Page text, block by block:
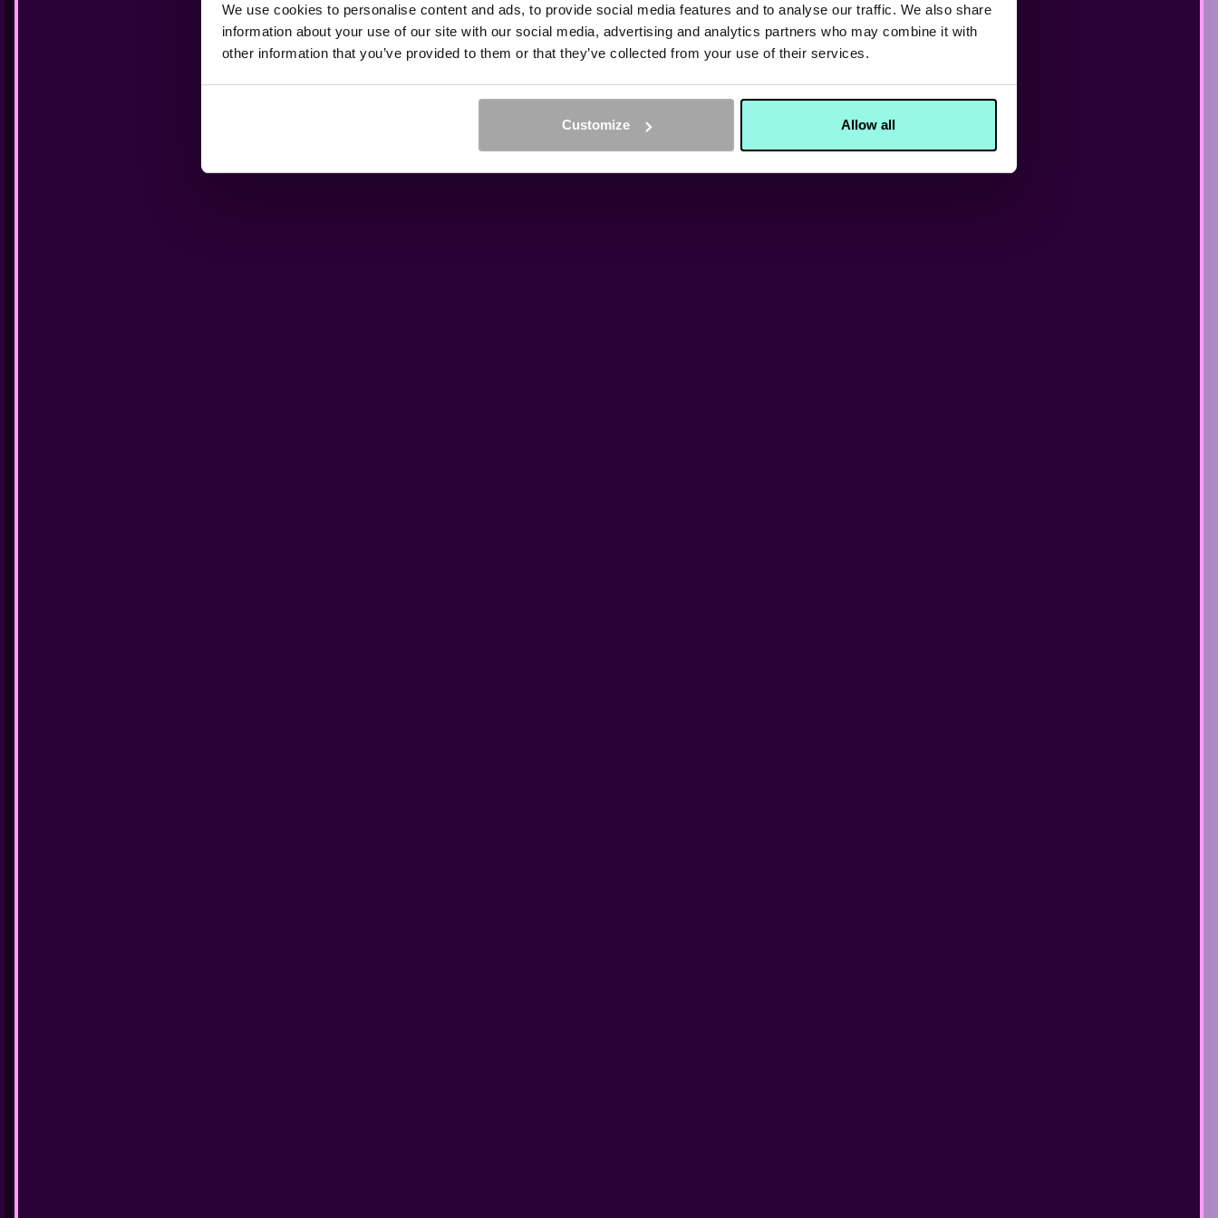
We use cookies to personalise content and ads, to provide social media features and to analyse our traffic. We also share
information about your use of our site with our social media, advertising and analytics partners who may combine it with
other information that you’ve provided to them or that they’ve collected from your use of their services.
Customize Allow all
KARAOKE & GOOD
VIBES
KIES JOUW ARRANGEMENT EN MAAK JE KLAAR VOOR EEN
AVOND VOL GAMES, KARAOKE, DRINKS EN BITES